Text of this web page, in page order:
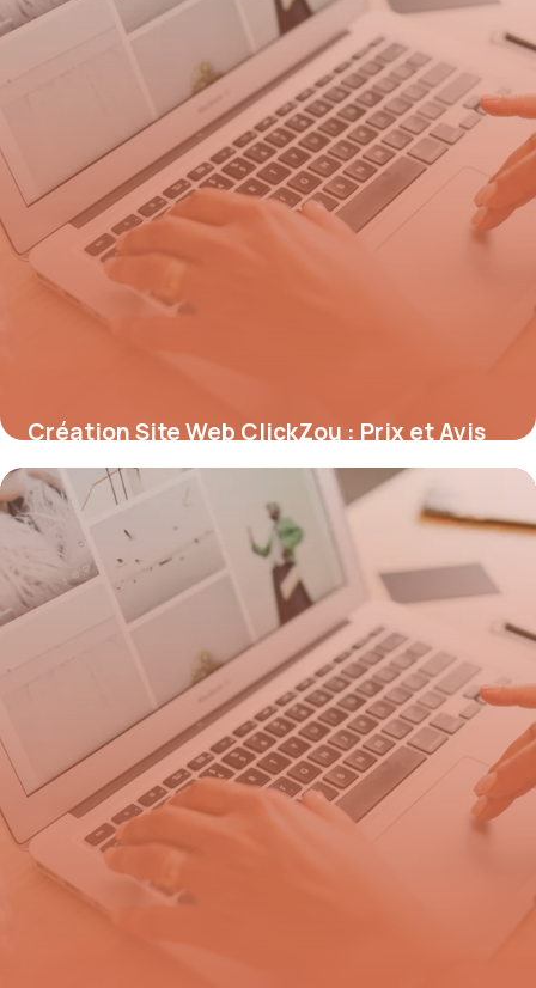
Création Site Web ClickZou : Prix et Avis
2026
15 mai 2026